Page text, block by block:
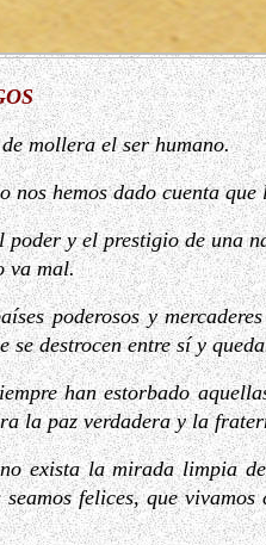
mollera el ser humano.
nos hemos dado cuenta
poder y el prestigio de una
va mal.
poderosos y
se destrocen entre sí y
han estorbado
la paz verdadera y la
exista la mirada limpia
seamos felices, que